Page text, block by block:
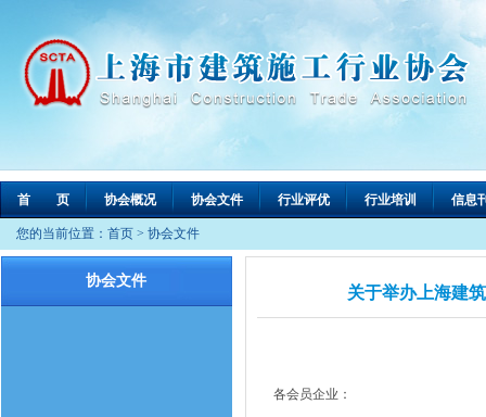
首 页 协会概况 协会文件 行业评优 行业培训 信息
您的当前位置： 首页 > 协会文件
协会文件
关于举办上海建
各会员企业：